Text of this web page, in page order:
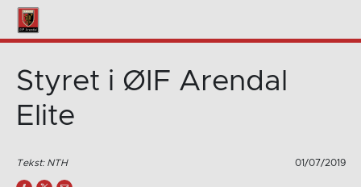
Styret i ØIF Arendal
Elite
Tekst: NTH 01/07/2019